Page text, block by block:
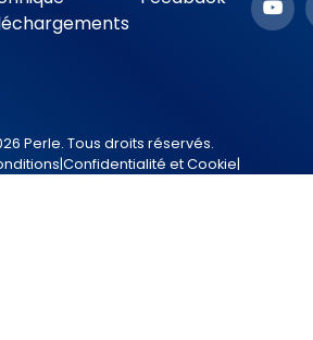
Perle. Tous droits réservés.
|Confidentialité et Cookie|